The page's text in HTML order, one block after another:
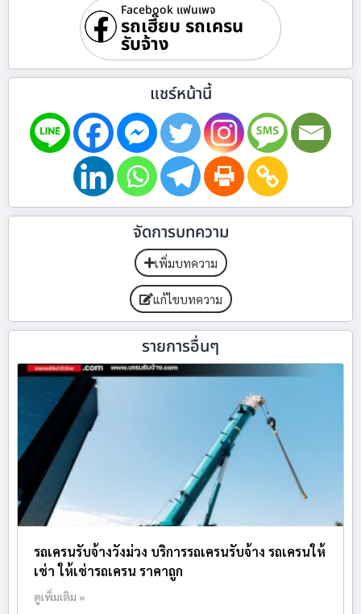
Facebook แฟนเพจ
รถเฮี๊ยบ รถเครน
รับจ้าง
แชร์หน้านี้
จัดการบทความ
เพิ่มบทความ
แก้ไขบทความ
รายการอื่นๆ
รถเครนรับจ้างวังม่วง บริการรถเครนรับจ้าง รถเครนให้
เช่า ให้เช่ารถเครน ราคาถูก
ดูเพิ่มเติม »